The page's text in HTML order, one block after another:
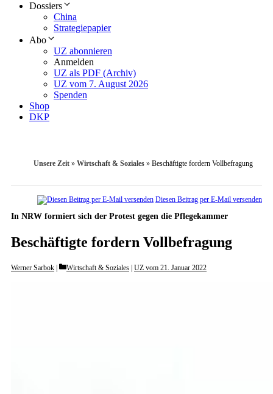
Dossiers
China
Strategiepapier
Abo
UZ abonnieren
Anmelden
UZ als PDF (Archiv)
UZ vom 7. August 2026
Spenden
Shop
DKP
Unsere Zeit » Wirtschaft & Soziales » Beschäftigte fordern Vollbefragung
Diesen Beitrag per E-Mail versenden
In NRW formiert sich der Protest gegen die Pflegekammer
Beschäftigte fordern Vollbefragung
Werner Sarbok Categories
Wirtschaft & Soziales UZ vom 21. Januar 2022